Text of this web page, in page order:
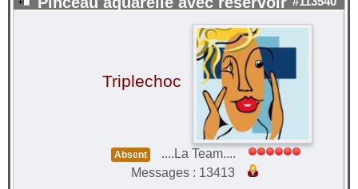
Triplechoc
Absent
....La Team....
Messages : 13413